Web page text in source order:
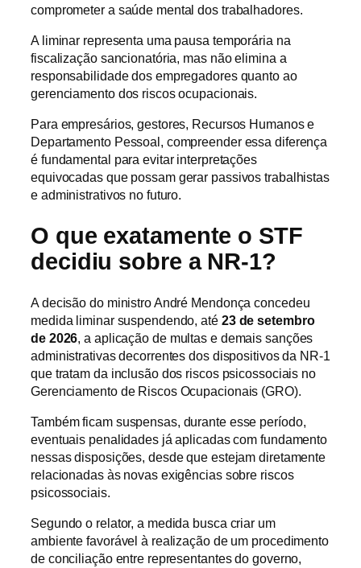
comprometer a saúde mental dos trabalhadores.
A liminar representa uma pausa temporária na
fiscalização sancionatória, mas não elimina a
responsabilidade dos empregadores quanto ao
gerenciamento dos riscos ocupacionais.
Para empresários, gestores, Recursos Humanos e
Departamento Pessoal, compreender essa diferença
é fundamental para evitar interpretações
equivocadas que possam gerar passivos trabalhistas
e administrativos no futuro.
O que exatamente o STF
decidiu sobre a NR-1?
A decisão do ministro André Mendonça concedeu
medida liminar suspendendo, até 23 de setembro
de 2026, a aplicação de multas e demais sanções
administrativas decorrentes dos dispositivos da NR-1
que tratam da inclusão dos riscos psicossociais no
Gerenciamento de Riscos Ocupacionais (GRO).
Também ficam suspensas, durante esse período,
eventuais penalidades já aplicadas com fundamento
nessas disposições, desde que estejam diretamente
relacionadas às novas exigências sobre riscos
psicossociais.
Segundo o relator, a medida busca criar um
ambiente favorável à realização de um procedimento
de conciliação entre representantes do governo,